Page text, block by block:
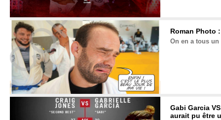
Roman Photo
On en a tous
Gabi Garcia
aurait pu être